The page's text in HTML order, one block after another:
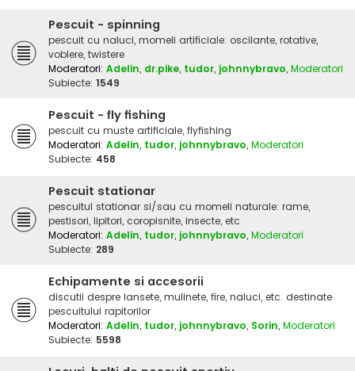
Pescuit - spinning
pescuit cu naluci, momeli artificiale: oscilante, rotative,
voblere, twistere
Moderatori: Adelin, dr.pike, tudor, johnnybravo, Moderatori
Subiecte: 1549
Pescuit - fly fishing
pescuit cu muste artificiale, flyfishing
Moderatori: Adelin, tudor, johnnybravo, Moderatori
Subiecte: 458
Pescuit stationar
pescuitul stationar si/sau cu momeli naturale: rame,
pestisori, lipitori, coropisnite, insecte, etc
Moderatori: Adelin, tudor, johnnybravo, Moderatori
Subiecte: 289
Echipamente si accesorii
discutii despre lansete, mulinete, fire, naluci, etc. destinate
pescuitului rapitorilor
Moderatori: Adelin, tudor, johnnybravo, Sorin, Moderatori
Subiecte: 5598